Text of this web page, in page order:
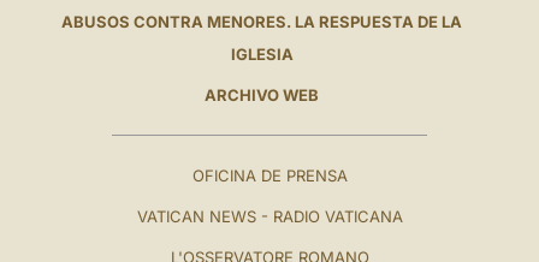
ABUSOS CONTRA MENORES. LA RESPUESTA DE LA
IGLESIA
ARCHIVO WEB
OFICINA DE PRENSA
VATICAN NEWS - RADIO VATICANA
L'OSSERVATORE ROMANO